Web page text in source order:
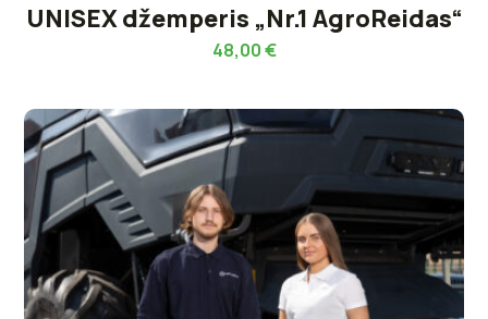
UNISEX džemperis „Nr.1 AgroReidas“
48,00€